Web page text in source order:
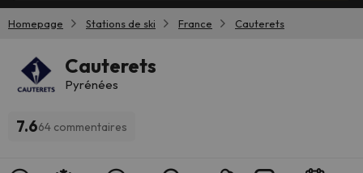
Homepage Stations de ski France Cauterets
Cauterets
Pyrénées
7.664 commentaires